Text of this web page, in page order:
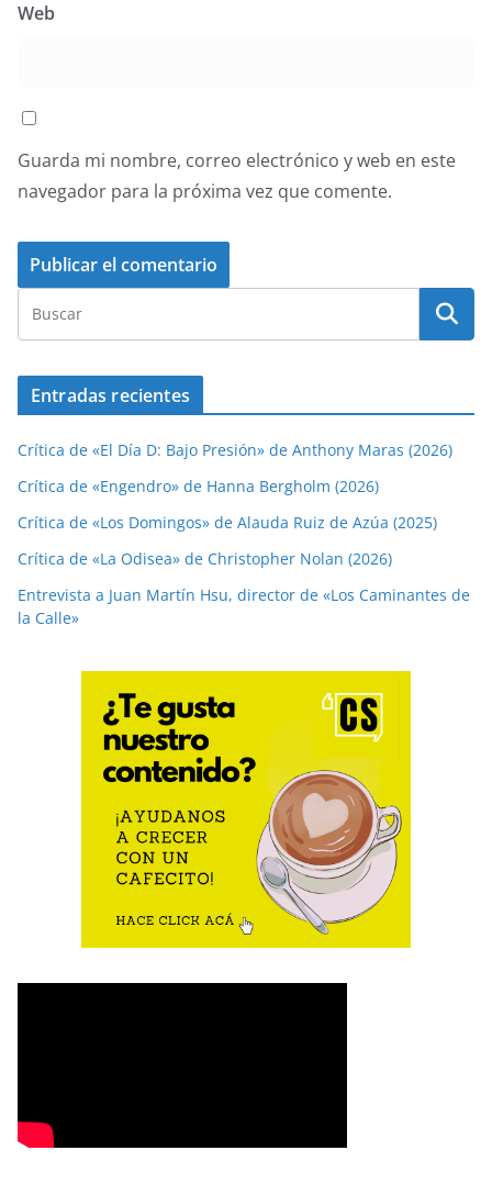
Web
Guarda mi nombre, correo electrónico y web en este
navegador para la próxima vez que comente.
Entradas recientes
Crítica de «El Día D: Bajo Presión» de Anthony Maras (2026)
Crítica de «Engendro» de Hanna Bergholm (2026)
Crítica de «Los Domingos» de Alauda Ruiz de Azúa (2025)
Crítica de «La Odisea» de Christopher Nolan (2026)
Entrevista a Juan Martín Hsu, director de «Los Caminantes de
la Calle»